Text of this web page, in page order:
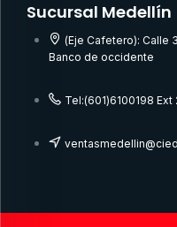
Sucursal Medellín
(Eje Cafetero): Calle
Banco de occidente
Tel:(601)6100198 Ext